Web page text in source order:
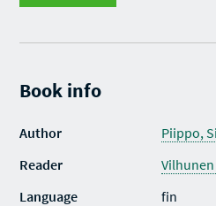
Book info
Author
Piippo,
Reader
Language
fin